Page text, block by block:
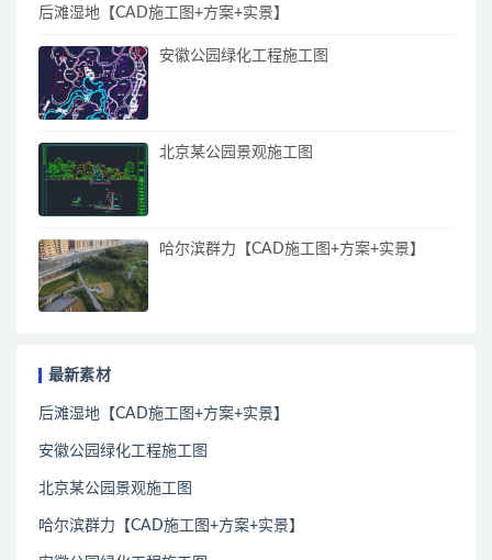
后滩湿地【CAD施工图+方案+实景】
安徽公园绿化工程施工图
北京某公园景观施工图
哈尔滨群力【CAD施工图+方案+实景】
最新素材
后滩湿地【CAD施工图+方案+实景】
安徽公园绿化工程施工图
北京某公园景观施工图
哈尔滨群力【CAD施工图+方案+实景】